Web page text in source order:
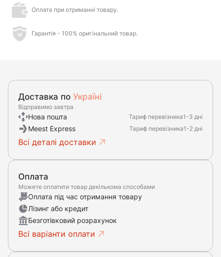
Оплата при отриманні товару.
Гарантія - 100% оригінальний товар.
Доставка по Україні
Відправимо завтра
Нова пошта Тариф перевізника1-3 дні
Meest Express Тариф перевізника1-2 дні
Всі деталі доставки
Оплата
Можете оплатити товар декількома способами
Оплата під час отримання товару
Лізинг або кредит
Безготівковий розрахунок
Всі варіанти оплати